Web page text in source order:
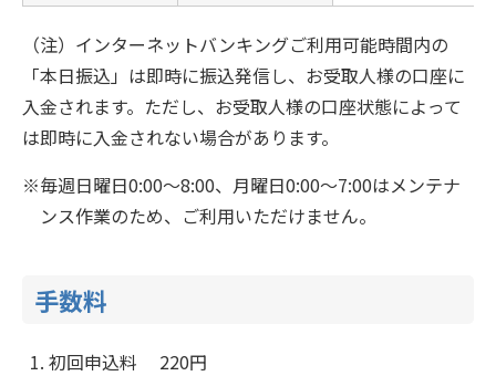
（注）インターネットバンキングご利用可能時間内の
「本日振込」は即時に振込発信し、お受取人様の口座に
入金されます。ただし、お受取人様の口座状態によって
は即時に入金されない場合があります。
毎週日曜日0:00～8:00、月曜日0:00～7:00はメンテナ
ンス作業のため、ご利用いただけません。
手数料
初回申込料 220円